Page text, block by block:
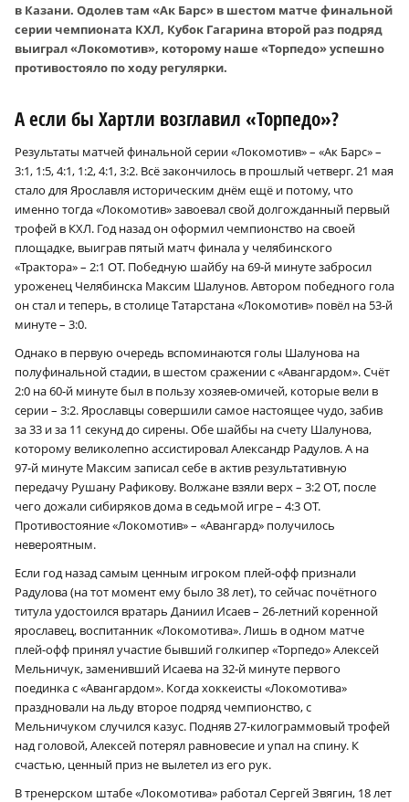
в Казани. Одолев там «Ак Барс» в шестом матче финальной
серии чемпионата КХЛ, Кубок Гагарина второй раз подряд
выиграл «Локомотив», которому наше «Торпедо» успешно
противостояло по ходу регулярки.
А если бы Хартли возглавил «Торпедо»?
Результаты матчей финальной серии «Локомотив» – «Ак Барс» –
3:1, 1:5, 4:1, 1:2, 4:1, 3:2. Всё закончилось в прошлый четверг. 21 мая
стало для Ярославля историческим днём ещё и потому, что
именно тогда «Локомотив» завоевал свой долгожданный первый
трофей в КХЛ. Год назад он оформил чемпионство на своей
площадке, выиграв пятый матч финала у челябинского
«Трактора» – 2:1 ОТ. Победную шайбу на 69‑й минуте забросил
уроженец Челябинска Максим Шалунов. Автором победного гола
он стал и теперь, в столице Татарстана «Локомотив» повёл на 53‑й
минуте – 3:0.
Однако в первую очередь вспоминаются голы Шалунова на
полуфинальной стадии, в шестом сражении с «Авангардом». Счёт
2:0 на 60‑й минуте был в пользу хозяев-омичей, которые вели в
серии – 3:2. Ярославцы совершили самое настоящее чудо, забив
за 33 и за 11 секунд до сирены. Обе шайбы на счету Шалунова,
которому великолепно ассистировал Александр Радулов. А на
97‑й минуте Максим записал себе в актив результативную
передачу Рушану Рафикову. Волжане взяли верх – 3:2 ОТ, после
чего дожали сибиряков дома в седьмой игре – 4:3 ОТ.
Противостояние «Локомотив» – «Авангард» получилось
невероятным.
Если год назад самым ценным игроком плей-офф признали
Радулова (на тот момент ему было 38 лет), то сейчас почётного
титула удостоился вратарь Даниил Исаев – 26-летний коренной
ярославец, воспитанник «Локомотива». Лишь в одном матче
плей-офф принял участие бывший голкипер «Торпедо» Алексей
Мельничук, заменивший Исаева на 32‑й минуте первого
поединка с «Авангардом». Когда хоккеисты «Локомотива»
праздновали на льду второе подряд чемпионство, с
Мельничуком случился казус. Подняв 27-килограммовый трофей
над головой, Алексей потерял равновесие и упал на спину. К
счастью, ценный приз не вылетел из его рук.
В тренерском штабе «Локомотива» работал Сергей Звягин, 18 лет